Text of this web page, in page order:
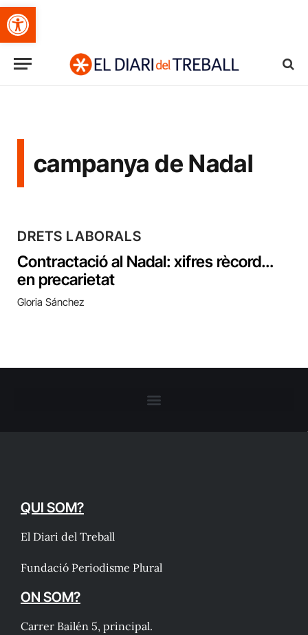
Obre la barra d'eines
campanya de Nadal
DRETS LABORALS
Contractació al Nadal: xifres rècord…
en precarietat
Gloria Sánchez
QUI SOM?
El Diari del Treball
Fundació Periodisme Plural
ON SOM?
Carrer Bailén 5, principal.